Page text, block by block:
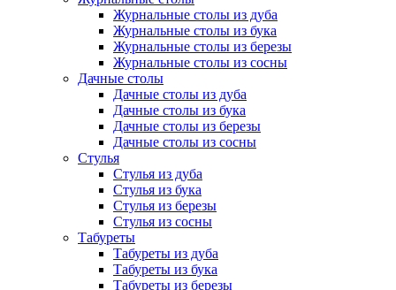
Журнальные столы из дуба
Журнальные столы из бука
Журнальные столы из березы
Журнальные столы из сосны
Дачные столы
Дачные столы из дуба
Дачные столы из бука
Дачные столы из березы
Дачные столы из сосны
Стулья
Стулья из дуба
Стулья из бука
Стулья из березы
Стулья из сосны
Табуреты
Табуреты из дуба
Табуреты из бука
Табуреты из березы